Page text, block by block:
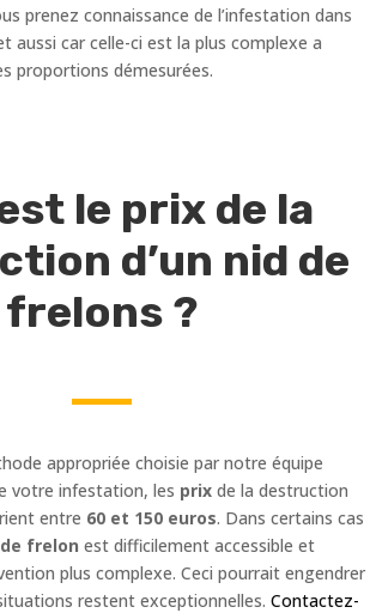
prenez connaissance de l’infestation dans
aussi car celle-ci est la plus complexe a
proportions démesurées.
le prix de la
d’un nid de
frelons ?
appropriée choisie par notre équipe
votre infestation, les prix de la destruction
entre 60 et 150 euros. Dans certains cas
frelon est difficilement accessible et
plus complexe. Ceci pourrait engendrer
restent exceptionnelles. Contactez-